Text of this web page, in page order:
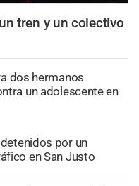
tren y un colectivo
dos hermanos
un adolescente en
por un
en San Justo